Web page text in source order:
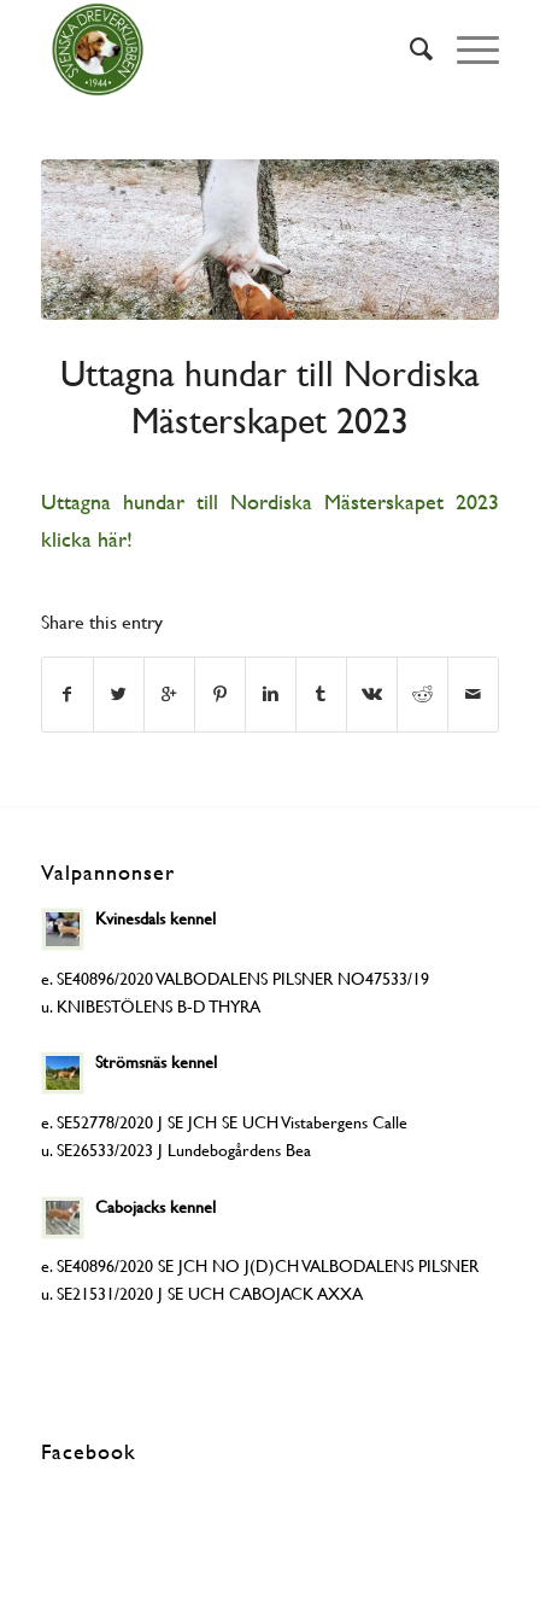
Uttagna hundar till Nordiska
Mästerskapet 2023
Uttagna hundar till Nordiska Mästerskapet 2023
klicka här!
Share this entry
Valpannonser
Kvinesdals kennel
e. SE40896/2020 VALBODALENS PILSNER NO47533/19
u. KNIBESTÖLENS B-D THYRA
Strömsnäs kennel
e. SE52778/2020 J SE JCH SE UCH Vistabergens Calle
u. SE26533/2023 J Lundebogårdens Bea
Cabojacks kennel
e. SE40896/2020 SE JCH NO J(D)CH VALBODALENS PILSNER
u. SE21531/2020 J SE UCH CABOJACK AXXA
Facebook